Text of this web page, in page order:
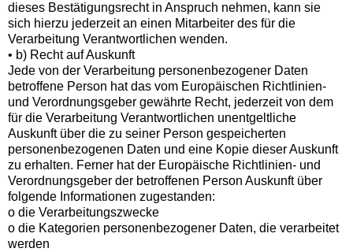
dieses Bestätigungsrecht in Anspruch nehmen, kann sie
sich hierzu jederzeit an einen Mitarbeiter des für die
Verarbeitung Verantwortlichen wenden.
• b) Recht auf Auskunft
Jede von der Verarbeitung personenbezogener Daten
betroffene Person hat das vom Europäischen Richtlinien-
und Verordnungsgeber gewährte Recht, jederzeit von dem
für die Verarbeitung Verantwortlichen unentgeltliche
Auskunft über die zu seiner Person gespeicherten
personenbezogenen Daten und eine Kopie dieser Auskunft
zu erhalten. Ferner hat der Europäische Richtlinien- und
Verordnungsgeber der betroffenen Person Auskunft über
folgende Informationen zugestanden:
o die Verarbeitungszwecke
o die Kategorien personenbezogener Daten, die verarbeitet
werden